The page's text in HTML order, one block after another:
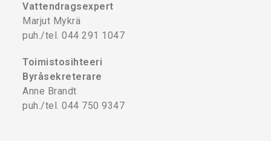
Vattendragsexpert
Marjut Mykrä
puh./tel. 044 291 1047
Toimistosihteeri
Byråsekreterare
Anne Brandt
puh./tel. 044 750 9347